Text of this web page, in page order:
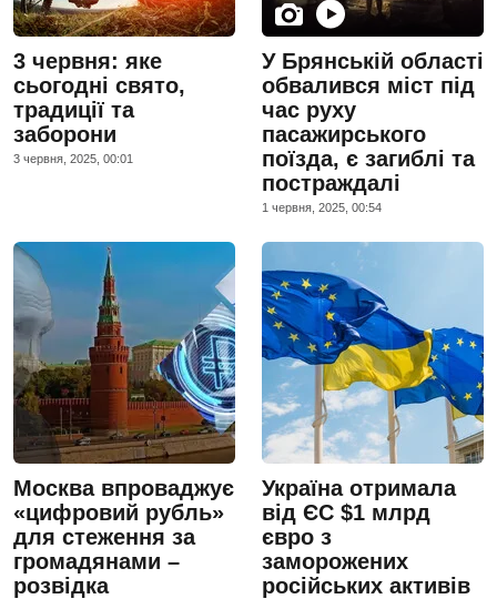
3 червня: яке
сьогодні свято,
традиції та
заборони
3 червня, 2025, 00:01
У Брянській області
обвалився міст під
час руху
пасажирського
поїзда, є загиблі та
постраждалі
1 червня, 2025, 00:54
Москва впроваджує
«цифровий рубль»
для стеження за
громадянами –
розвідка
Україна отримала
від ЄС $1 млрд
євро з
заморожених
російських активів